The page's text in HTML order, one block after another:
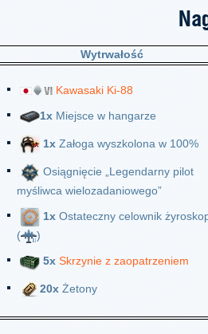
Wytrwałość
Kawasaki Ki-88
1x Miejsce w hangarze
1x Załoga wyszkolona w 100%
Osiągnięcie „Legendarny pilot
myśliwca wielozadaniowego”
1x Ostateczny celownik
(
)
5x Skrzynie z zaopatrzeniem
20x Żetony